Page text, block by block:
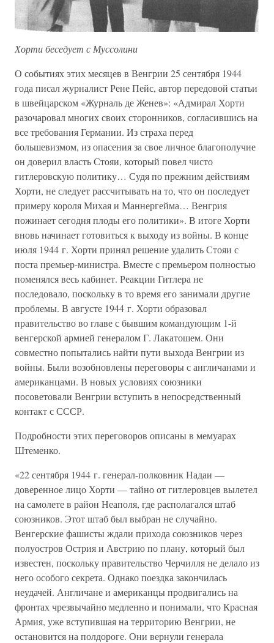
Хорти беседует с Муссолини
О событиях этих месяцев в Венгрии 25 сентября 1944
года писал журналист Рене Пейс, автор передовой статьи
в швейцарском «Журналь де Женев»: «Адмирал Хорти
разочаровал многих своих сторонников, согласившись на
все требования Германии. Из страха перед
большевизмом, из опасения за свое личное благополучие
он доверил власть Стояи, который повел чисто
гитлеровскую политику… Судя по прежним действиям
Хорти, не следует рассчитывать на то, что он последует
примеру короля Михая и Маннергейма… Венгрия
пожинает сегодня плоды его политики». В итоге Хорти
вновь начинает готовиться к выходу из войны. В конце
июля 1944 г. Хорти принял решение удалить Стояи с
поста премьер-министра. Вместе с премьером полностью
поменялся весь кабинет. Реакции Гитлера не
последовало, поскольку в то время его занимали другие
проблемы. В августе 1944 г. Хорти образовал
правительство во главе с бывшим командующим 1-й
венгерской армией генералом Г. Лакатошем. Они
совместно попытались найти пути выхода Венгрии из
войны. Были возобновлены переговоры с англичанами и
американцами. В новых условиях союзники
посоветовали Венгрии вступить в непосредственный
контакт с СССР.
Подробности этих переговоров описаны в мемуарах
Штеменко.
«22 сентября 1944 г. генерал-полковник Надаи —
доверенное лицо Хорти — тайно от гитлеровцев вылетел
на самолете в район Неаполя, где располагался штаб
союзников. Этот штаб был выбран не случайно.
Венгерские фашисты ждали прихода союзников через
полуостров Острия и Австрию по плану, который был
известен, поскольку правительство Черчилля не делало из
него особого секрета. Однако поездка закончилась
неудачей. Англичане и американцы продвигались на
фронтах чрезвычайно медленно и понимали, что Красная
Армия, уже вступившая на территорию Венгрии, не
остановится на полдороге. Они вернули генерала